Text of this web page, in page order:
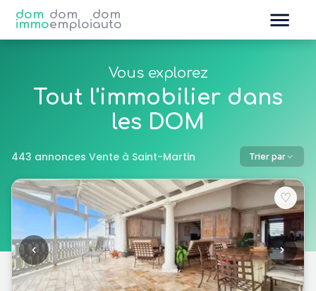
dom
immo
dom
emploi
dom
auto
Vous explorez
Tout l'immobilier dans
les DOM
443 annonces Vente à Saint-Martin Trier par
♡